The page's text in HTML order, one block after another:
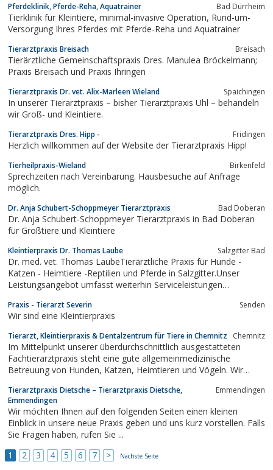
Pferdeklinik, Pferde-Reha, Aquatrainer Bad Dürrheim
Tierklinik für Kleintiere, minimal-invasive Operation, Rund-um-
Versorgung Ihres Pferdes mit Pferde-Reha und Aquatrainer
Tierarztpraxis Breisach Breisach
Tierärztliche Gemeinschaftspraxis Dres. Manulea Bröckelmann;
Praxis Breisach und Praxis Ihringen
Tierarztpraxis Dr. vet. Alix-Marleen Wieland Spaichingen
In unserer Tierarztpraxis – bisher Tierarztpraxis Uhl – behandeln
wir Groß- und Kleintiere.
Tierarztpraxis Dres. Hipp - Fridingen
Herzlich willkommen auf der Website der Tierarztpraxis Hipp!
Tierheilpraxis-Wieland Birkenfeld
Sprechzeiten nach Vereinbarung. Hausbesuche auf Anfrage
möglich.
Dr. Anja Schubert-Schoppmeyer Tierarztpraxis Bad Doberan
Dr. Anja Schubert-Schoppmeyer Tierarztpraxis in Bad Doberan
für Großtiere und Kleintiere
Kleintierpraxis Dr. Thomas Laube Salzgitter Bad
Dr. med. vet. Thomas LaubeTierärztliche Praxis für Hunde -
Katzen - Heimtiere -Reptilien und Pferde in Salzgitter.Unser
Leistungsangebot umfasst weiterhin Serviceleistungen
Welpenvermittlungsservice,Katzenpension, Urlaubsbetreuung
Ihrer Haustiere bei Ihnen zu Hausesowie das...
Praxis - Tierarzt Severin Senden
Wir sind eine Kleintierpraxis
Tierarzt, Kleintierpraxis & Dentalzentrum für Tiere in Chemnitz Chemnitz
Im Mittelpunkt unserer überdurchschnittlich ausgestatteten
Fachtierarztpraxis steht eine gute allgemeinmedizinische
Betreuung von Hunden, Katzen, Heimtieren und Vögeln. Wir
Tierarztpraxis Dietsche – Tierarztpraxis Dietsche,
Emmendingen
Emmendingen
Wir möchten Ihnen auf den folgenden Seiten einen kleinen
Einblick in unsere neue Praxis geben und uns kurz vorstellen. Falls
Sie Fragen haben, rufen Sie ...
1
2 3 4 5 6 7 > Nächste Seite